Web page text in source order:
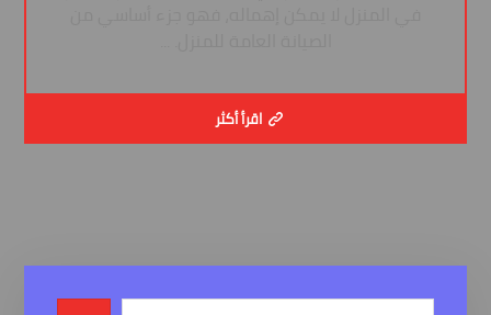
اقرأ أكثر